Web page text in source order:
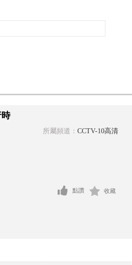
時
所屬頻道： CCTV-10高清
點讚 收藏